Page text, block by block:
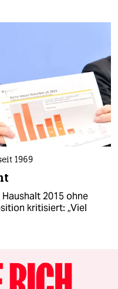
1969
2015 ohne
kritisiert: „Viel